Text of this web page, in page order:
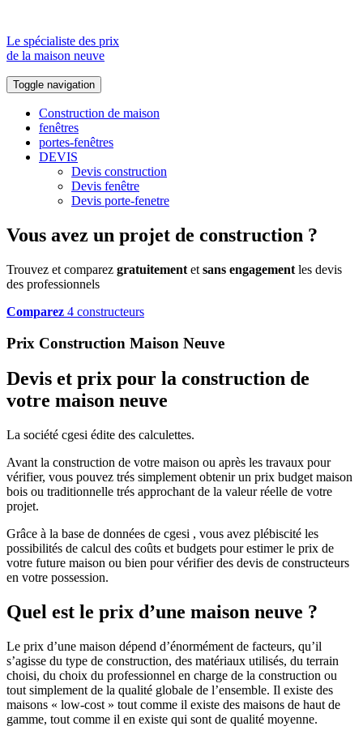
Le spécialiste des prix
de la maison neuve
Toggle navigation
Construction de maison
fenêtres
portes-fenêtres
DEVIS
Devis construction
Devis fenêtre
Devis porte-fenetre
Vous avez un projet de construction ?
Trouvez et comparez gratuitement et sans engagement les devis
des professionnels
Comparez 4 constructeurs
Prix Construction Maison Neuve
Devis et prix pour la construction de
votre maison neuve
La société cgesi édite des calculettes.
Avant la construction de votre maison ou après les travaux pour
vérifier, vous pouvez trés simplement obtenir un prix budget maison
bois ou traditionnelle trés approchant de la valeur réelle de votre
projet.
Grâce à la base de données de cgesi , vous avez plébiscité les
possibilités de calcul des coûts et budgets pour estimer le prix de
votre future maison ou bien pour vérifier des devis de constructeurs
en votre possession.
Quel est le prix d’une maison neuve ?
Le prix d’une maison dépend d’énormément de facteurs, qu’il
s’agisse du type de construction, des matériaux utilisés, du terrain
choisi, du choix du professionnel en charge de la construction ou
tout simplement de la qualité globale de l’ensemble. Il existe des
maisons « low-cost » tout comme il existe des maisons de haut de
gamme, tout comme il en existe qui sont de qualité moyenne.